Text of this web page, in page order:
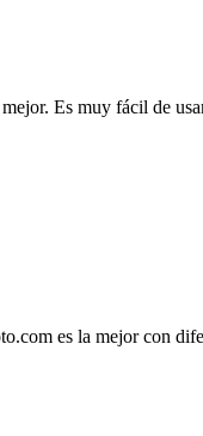
Es muy fácil de
es la mejor con